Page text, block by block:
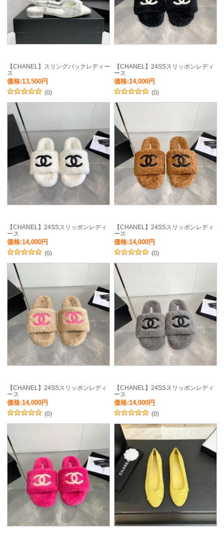
【CHANEL】スリングバックレディー
ス
価格:13,500円
(0)
【CHANEL】24SSスリッポンレディ
ース
価格:14,000円
(0)
【CHANEL】24SSスリッポンレディ
ース
価格:14,000円
(0)
【CHANEL】24SSスリッポンレディ
ース
価格:14,000円
(0)
【CHANEL】24SSスリッポンレディ
ース
価格:14,000円
(0)
【CHANEL】24SSスリッポンレディ
ース
価格:14,000円
(0)